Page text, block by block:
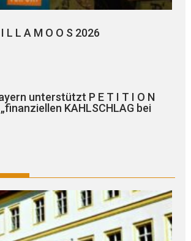
L L A M O O S 2026
unterstützt P E T I T I O N
KAHLSCHLAG bei